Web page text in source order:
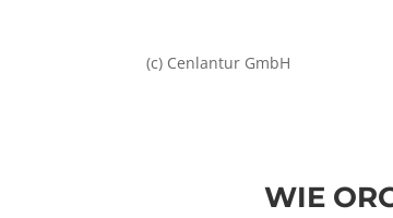
(c) Cenlantur GmbH
WIE